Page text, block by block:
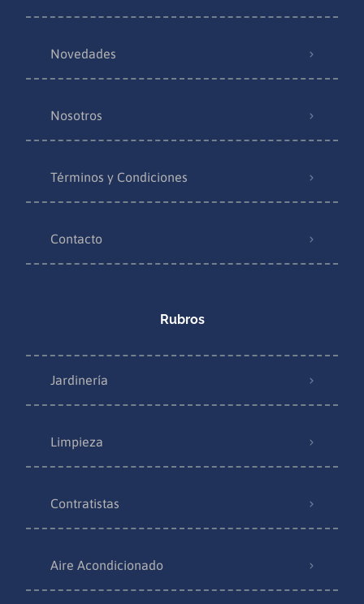
Novedades
Nosotros
Términos y Condiciones
Contacto
Rubros
Jardinería
Limpieza
Contratistas
Aire Acondicionado